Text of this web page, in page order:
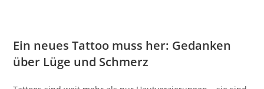
Ein neues Tattoo muss her: Gedanken
über Lüge und Schmerz